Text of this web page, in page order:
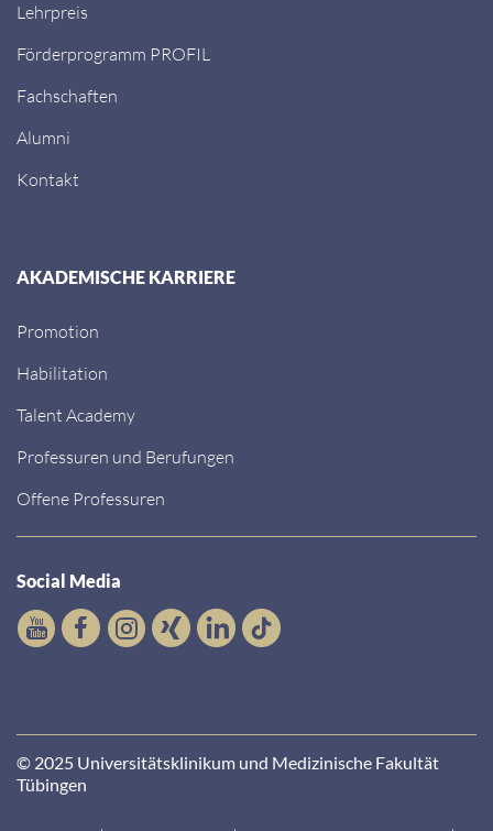
Lehrpreis
Förderprogramm PROFIL
Fachschaften
Alumni
Kontakt
AKADEMISCHE KARRIERE
Promotion
Habilitation
Talent Academy
Professuren und Berufungen
Offene Professuren
Social Media
© 2025 Universitätsklinikum und Medizinische Fakultät
Tübingen